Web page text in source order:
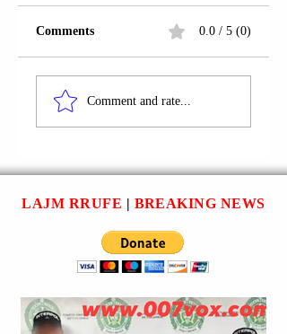
PEJË | TË SHTËNA
ME ARMË ZJARRI.
Comments 0.0 / 5 (0)
Comment and rate...
LAJM RRUFE | BREAKING NEWS